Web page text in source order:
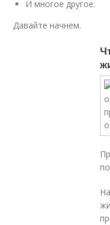
И многое другое.
Давайте начнем.